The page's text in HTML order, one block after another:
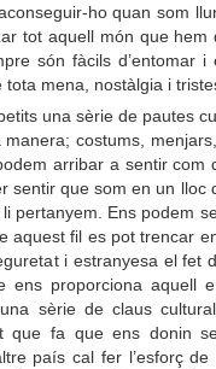
ho quan som
tot aquell món que hem
són fàcils d’entomar i
mena, nostàlgia i
una sèrie de pautes
costums,
arribar a sentir com
sentir que som en un lloc
pertanyem. Ens podem
aquest fil es pot trencar
i estranyesa el fet
proporciona aquell
sèrie de claus
que fa que ens donin
país cal fer l’esforç de